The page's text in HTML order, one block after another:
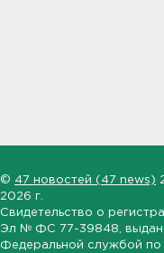
© 47 новостей (47 news)
2026 г.
Свидетельство о
Эл № ФС 77-39848 ,
Федеральной службой по